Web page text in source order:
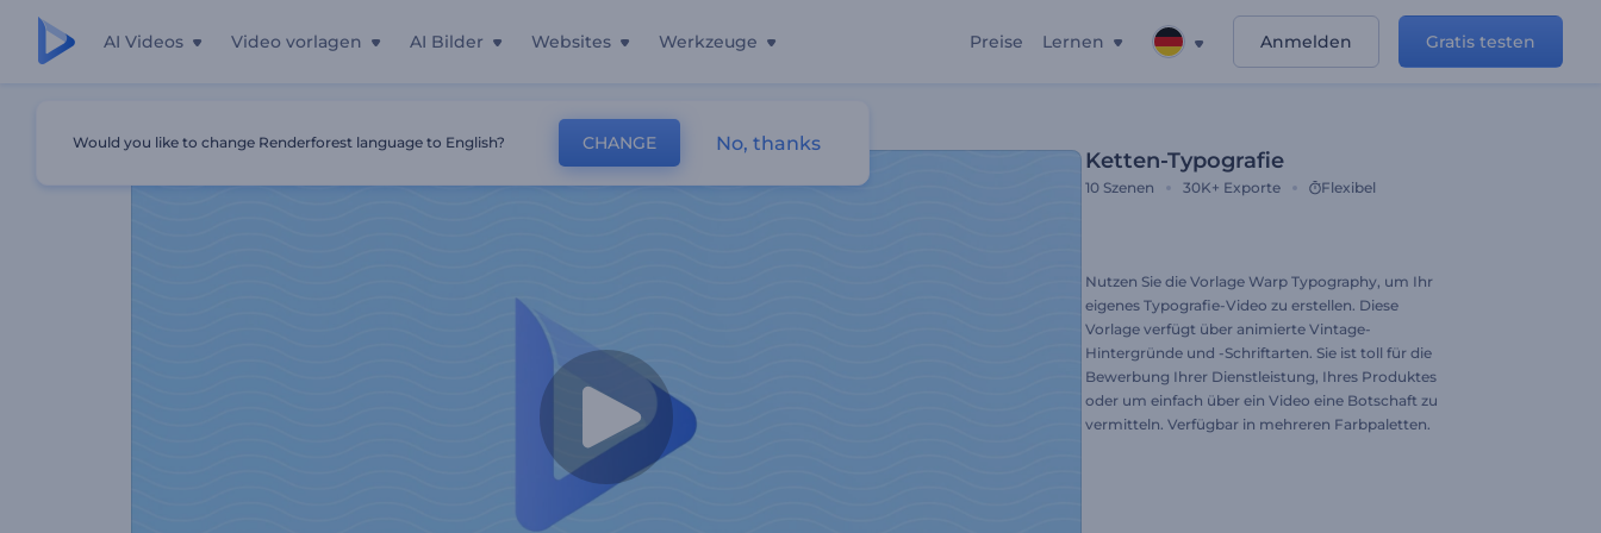
AI Videos Video vorlagen AI Bilder Websites Werkzeuge Preise Lernen Anmelden Gratis testen
Ketten-Typografie
10 Szenen 30K+ Exporte Flexibel
Nutzen Sie die Vorlage Warp Typography, um Ihr
eigenes Typografie-Video zu erstellen. Diese
Vorlage verfügt über animierte Vintage-
Hintergründe und -Schriftarten. Sie ist toll für die
Bewerbung Ihrer Dienstleistung, Ihres Produktes
oder um einfach über ein Video eine Botschaft zu
vermitteln. Verfügbar in mehreren Farbpaletten.
Would you like to change Renderforest language to English? CHANGE No, thanks